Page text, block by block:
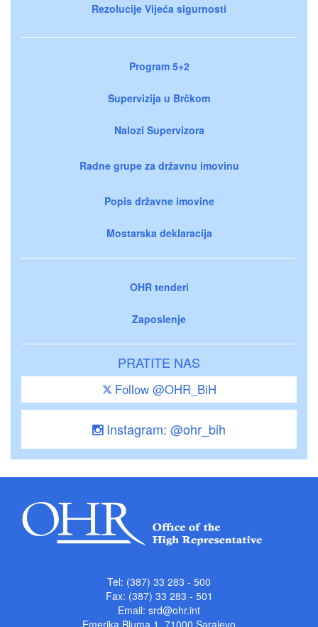
Rezolucije Vijeća sigurnosti
Program 5+2
Supervizija u Brčkom
Nalozi Supervizora
Radne grupe za državnu imovinu
Popis državne imovine
Mostarska deklaracija
OHR tenderi
Zaposlenje
PRATITE NAS
Follow @OHR_BiH
Instagram: @ohr_bih
Tel: (387) 33 283 - 500
Fax: (387) 33 283 - 501
Email: srd@ohr.int